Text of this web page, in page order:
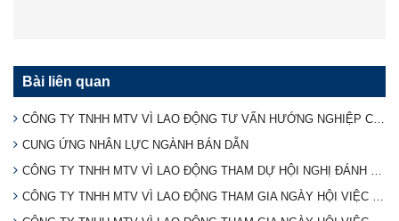
Bài liên quan
CÔNG TY TNHH MTV VÌ LAO ĐỘNG TƯ VẤN HƯỚNG NGHIỆP CHO BỘ ĐỘI XUẤT NGŨ 2024
CUNG ỨNG NHÂN LỰC NGÀNH BÁN DẪN
CÔNG TY TNHH MTV VÌ LAO ĐỘNG THAM DỰ HỘI NGHỊ ĐÁNH GIÁ TÌNH HÌNH THỰC HIỆN PHÁP LUẬT VỀ CHO THUÊ LẠI LAO ĐỘNG
CÔNG TY TNHH MTV VÌ LAO ĐỘNG THAM GIA NGÀY HỘI VIỆC LÀM TẠI TÂY NINH (Lần 2)